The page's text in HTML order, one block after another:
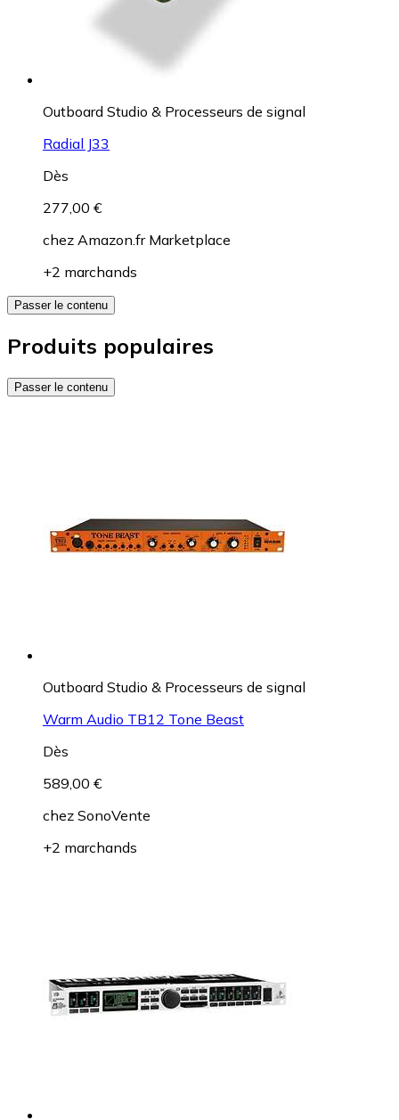
Outboard Studio & Processeurs de signal
Radial J33
Dès
277,00 €
chez Amazon.fr Marketplace
+2 marchands
Passer le contenu
Produits populaires
Passer le contenu
Outboard Studio & Processeurs de signal
Warm Audio TB12 Tone Beast
Dès
589,00 €
chez SonoVente
+2 marchands